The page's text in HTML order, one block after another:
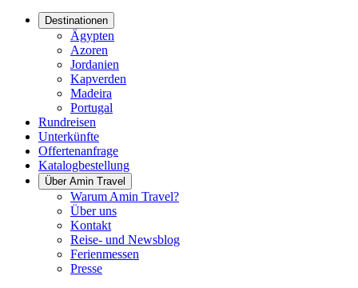
Destinationen
Ägypten
Azoren
Jordanien
Kapverden
Madeira
Portugal
Rundreisen
Unterkünfte
Offertenanfrage
Katalogbestellung
Über Amin Travel
Warum Amin Travel?
Über uns
Kontakt
Reise- und Newsblog
Ferienmessen
Presse